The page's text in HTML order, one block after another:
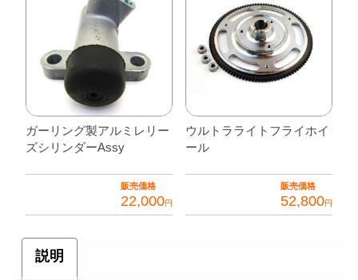
ガーリング製アルミレリー
ズシリンダーAssy
販売価格
22,000円
ウルトラライトフライホイ
ール
販売価格
52,800円
説明